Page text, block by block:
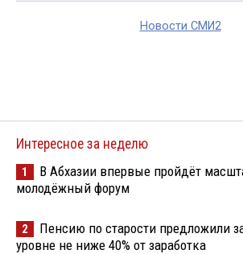
Новости СМИ2
Интересное за неделю
1
В Абхазии впервые пройдёт
молодёжный форум
2
Пенсию по старости предложили
уровне не ниже 40% от заработка